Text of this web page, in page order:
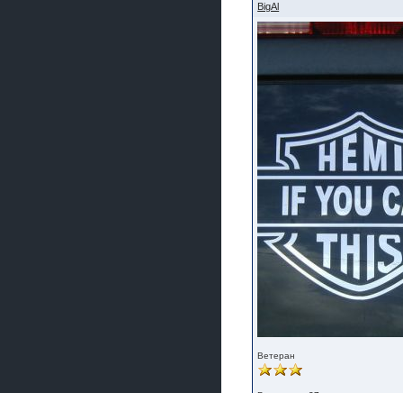
BigAl
Ветеран